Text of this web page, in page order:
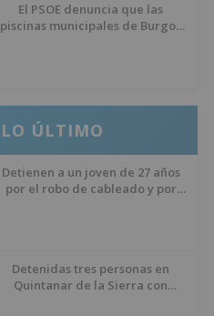
El PSOE denuncia que las
piscinas municipales de Burgos
LO ÚLTIMO
Detienen a un joven de 27 años
por el robo de cableado y por
Detenidas tres personas en
Quintanar de la Sierra con